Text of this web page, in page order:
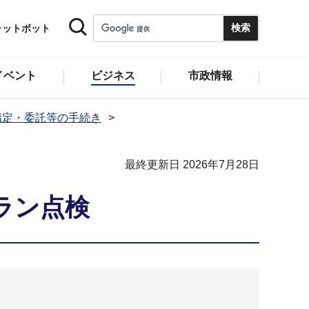
トボット
ント ビジネス 市政情報
・委託等の手続き
最終更新日 2026年7月28日
ン点検